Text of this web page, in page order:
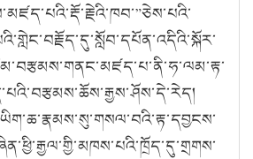
”ཅེས་པའི་